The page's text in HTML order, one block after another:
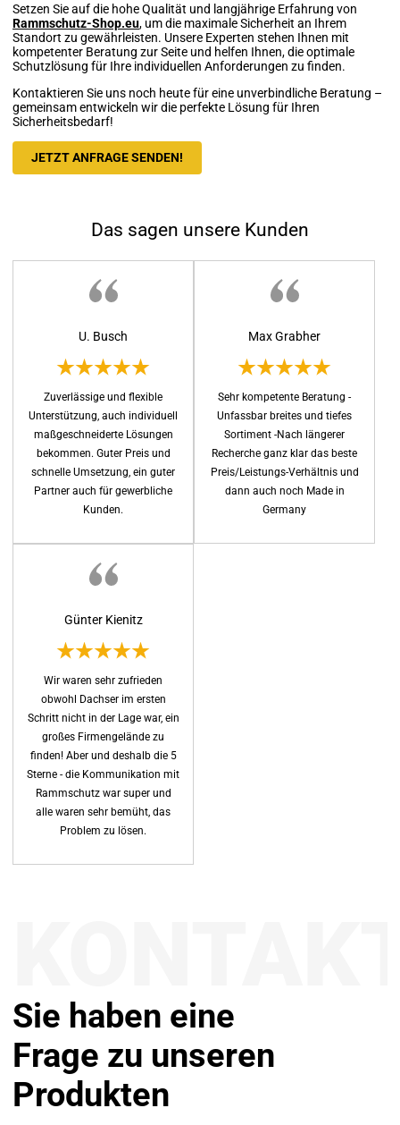
Setzen Sie auf die hohe Qualität und langjährige Erfahrung von
Rammschutz-Shop.eu, um die maximale Sicherheit an Ihrem
Standort zu gewährleisten. Unsere Experten stehen Ihnen mit
kompetenter Beratung zur Seite und helfen Ihnen, die optimale
Schutzlösung für Ihre individuellen Anforderungen zu finden.
Kontaktieren Sie uns noch heute für eine unverbindliche Beratung –
gemeinsam entwickeln wir die perfekte Lösung für Ihren
Sicherheitsbedarf!
JETZT ANFRAGE SENDEN!
Das sagen unsere Kunden
U. Busch
Zuverlässige und flexible
Unterstützung, auch individuell
maßgeschneiderte Lösungen
bekommen. Guter Preis und
schnelle Umsetzung, ein guter
Partner auch für gewerbliche
Kunden.
Max Grabher
Sehr kompetente Beratung -
Unfassbar breites und tiefes
Sortiment -Nach längerer
Recherche ganz klar das beste
Preis/Leistungs-Verhältnis und
dann auch noch Made in
Germany
Günter Kienitz
Wir waren sehr zufrieden
obwohl Dachser im ersten
Schritt nicht in der Lage war, ein
großes Firmengelände zu
finden! Aber und deshalb die 5
Sterne - die Kommunikation mit
Rammschutz war super und
alle waren sehr bemüht, das
Problem zu lösen.
Sie haben eine
Frage zu unseren
Produkten